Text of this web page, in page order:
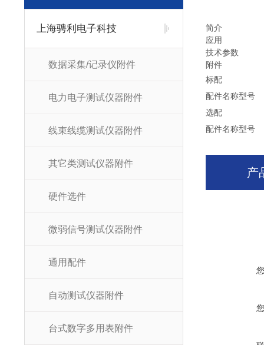
上海骋利电子科技
数据采集/记录仪附件
电力电子测试仪器附件
线束线缆测试仪器附件
其它类测试仪器附件
硬件选件
微弱信号测试仪器附件
通用配件
自动测试仪器附件
台式数字多用表附件
简介
应用
技术参数
附件
标配
配件名称型号
选配
配件名称型号
产